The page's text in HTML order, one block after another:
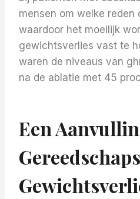
mensen om welke reden
waardoor het moeilijk
gewichtsverlies vast te
waren de niveaus van
na de ablatie met 45
Een